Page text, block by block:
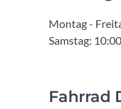
Montag -
Samstag:
Fahrrad